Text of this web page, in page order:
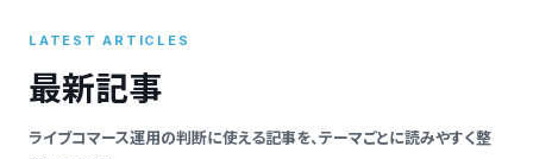
LATEST ARTICLES
最新記事
ライブコマース運用の判断に使える記事を、テーマごとに読みやすく整